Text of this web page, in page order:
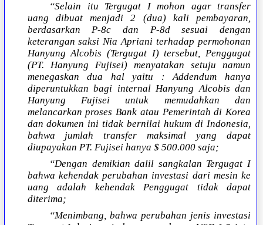
“Selain itu Tergugat I mohon agar transfer
uang dibuat menjadi 2 (dua) kali pembayaran,
berdasarkan P-8c dan P-8d sesuai dengan
keterangan saksi Nia Apriani terhadap permohonan
Hanyung Alcobis (Tergugat I) tersebut, Penggugat
(PT. Hanyung Fujisei) menyatakan setuju namun
menegaskan dua hal yaitu : Addendum hanya
diperuntukkan bagi internal Hanyung Alcobis dan
Hanyung Fujisei untuk memudahkan dan
melancarkan proses Bank atau Pemerintah di Korea
dan dokumen ini tidak bernilai hukum di Indonesia,
bahwa jumlah transfer maksimal yang dapat
diupayakan PT. Fujisei hanya $ 500.000 saja;
“Dengan demikian dalil sangkalan Tergugat I
bahwa kehendak perubahan investasi dari mesin ke
uang adalah kehendak Penggugat tidak dapat
diterima;
“Menimbang, bahwa perubahan jenis investasi